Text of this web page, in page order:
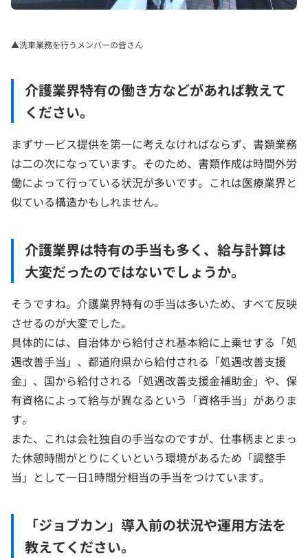
▲洗車業務を行うメンバーの皆さん
介護業界特有の働き方などがあれば教えて
ください。
まずサービス提供を第一に考えなければならず、書類業務
は二の次になっています。そのため、書類作成は時間外労
働によって行っている状況が多いです。これは医療業界と
似ている構造かもしれません。
介護業界は特有の手当も多く、給与計算は
大変だったのではないでしょうか。
そうですね。介護業界特有の手当は多いため、すべて反映
させるのが大変でした。
具体的には、自治体から給付され基本給に上乗せする「処
遇改善手当」、都道府県から給付される「処遇改善支援
金」、国から給付される「処遇改善支援金補助金」や、保
有資格によって給与が異なるという「資格手当」がありま
す。
また、これは会社独自の手当なのですが、仕事柄まとまっ
た休憩時間がとりにくいという環境があるため「調整手
当」として一日1時間分相当の手当をつけています。
「ジョブカン」導入前の状況や運用方法を
教えてください。